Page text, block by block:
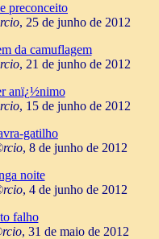
preconceito
, 25 de junho de 2012
da camuflagem
, 21 de junho de 2012
anï¿½nimo
, 15 de junho de 2012
gatilho
, 8 de junho de 2012
noite
, 4 de junho de 2012
falho
, 31 de maio de 2012